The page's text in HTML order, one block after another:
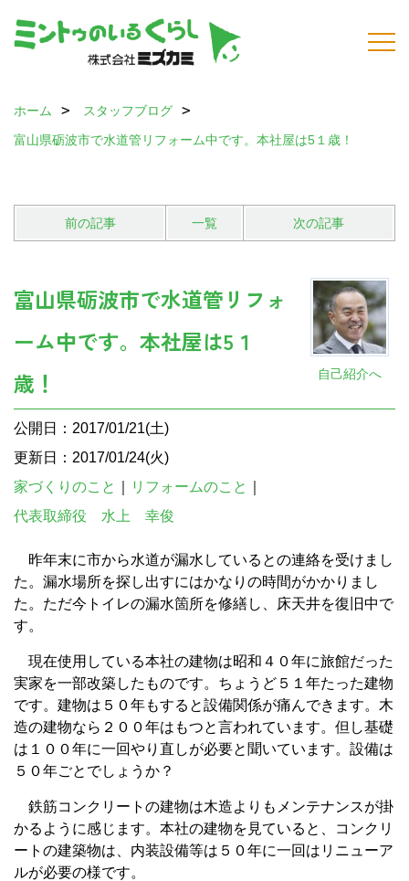
ホーム
スタッフブログ
富山県砺波市で水道管リフォーム中です。本社屋は5１歳！
前の記事 一覧 次の記事
自己紹介へ
富山県砺波市で水道管リフォ
ーム中です。本社屋は5１
歳！
公開日：2017/01/21(土)
更新日：2017/01/24(火)
家づくりのこと
リフォームのこと
代表取締役 水上 幸俊
昨年末に市から水道が漏水しているとの連絡を受けまし
た。漏水場所を探し出すにはかなりの時間がかかりまし
た。ただ今トイレの漏水箇所を修繕し、床天井を復旧中で
す。
現在使用している本社の建物は昭和４０年に旅館だった
実家を一部改築したものです。ちょうど５１年たった建物
です。建物は５０年もすると設備関係が痛んできます。木
造の建物なら２００年はもつと言われています。但し基礎
は１００年に一回やり直しが必要と聞いています。設備は
５０年ごとでしょうか？
鉄筋コンクリートの建物は木造よりもメンテナンスが掛
かるように感じます。本社の建物を見ていると、コンクリ
ートの建築物は、内装設備等は５０年に一回はリニューア
ルが必要の様です。